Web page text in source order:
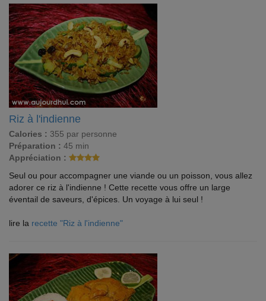
Riz à l'indienne
Calories : 355 par personne
Préparation : 45 min
Appréciation :
Seul ou pour accompagner une viande ou un poisson, vous allez
adorer ce riz à l'indienne ! Cette recette vous offre un large
éventail de saveurs, d'épices. Un voyage à lui seul !
lire la recette "Riz à l'indienne"